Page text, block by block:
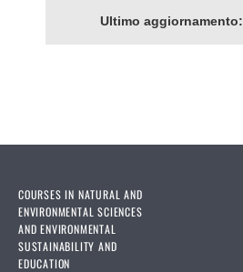
Ultimo aggiornamento:
COURSES IN NATURAL AND
ENVIRONMENTAL SCIENCES
AND ENVIRONMENTAL
SUSTAINABILITY AND
EDUCATION